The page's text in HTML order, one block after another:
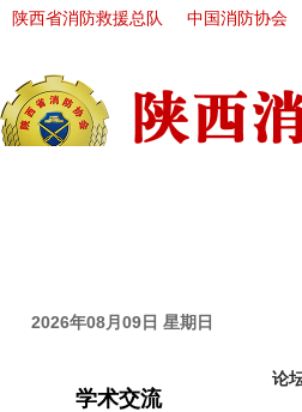
陕西省消防救援总队 中国消防协会
2026年08月09日 星期日
学术交流
论